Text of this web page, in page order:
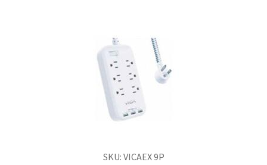
SKU: VICAEX 9P